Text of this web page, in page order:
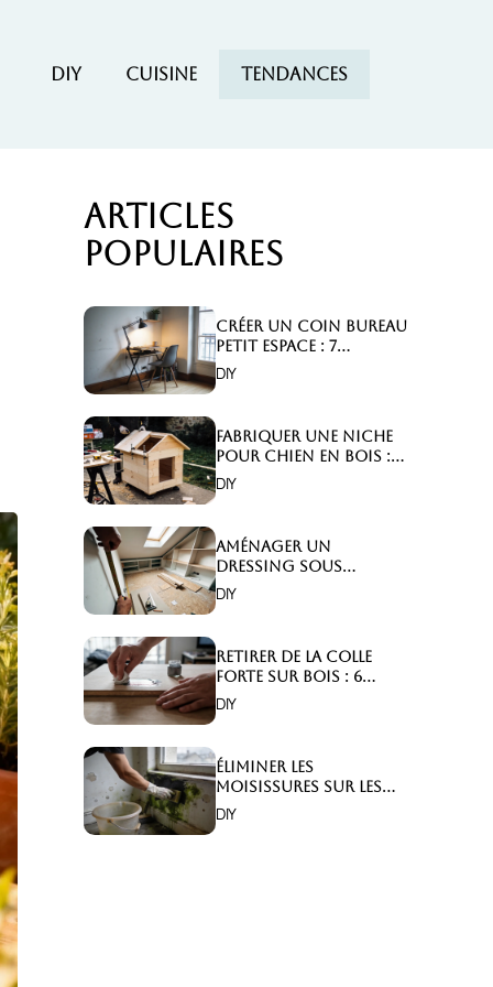
DIY Cuisine Tendances
Articles
populaires
Créer un coin bureau
petit espace : 7
astuces malignes!
DIY
Fabriquer une niche
pour chien en bois :
Comment faire ?
DIY
Aménager un
dressing sous
combles : 6 astuces
indispensables !
DIY
Retirer de la colle
forte sur bois : 6
astuces efficaces !
DIY
Éliminer les
moisissures sur les
murs : 5 solutions
efficaces ?
DIY